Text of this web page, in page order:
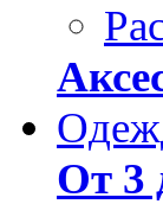
От 3